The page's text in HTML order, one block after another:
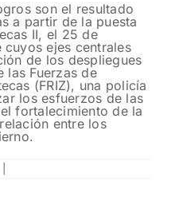
son el resultado
a partir de la puesta
II, el 25 de
ejes centrales
de los despliegues
las Fuerzas de
(FRIZ), una policía
los esfuerzos de las
fortalecimiento de la
entre los